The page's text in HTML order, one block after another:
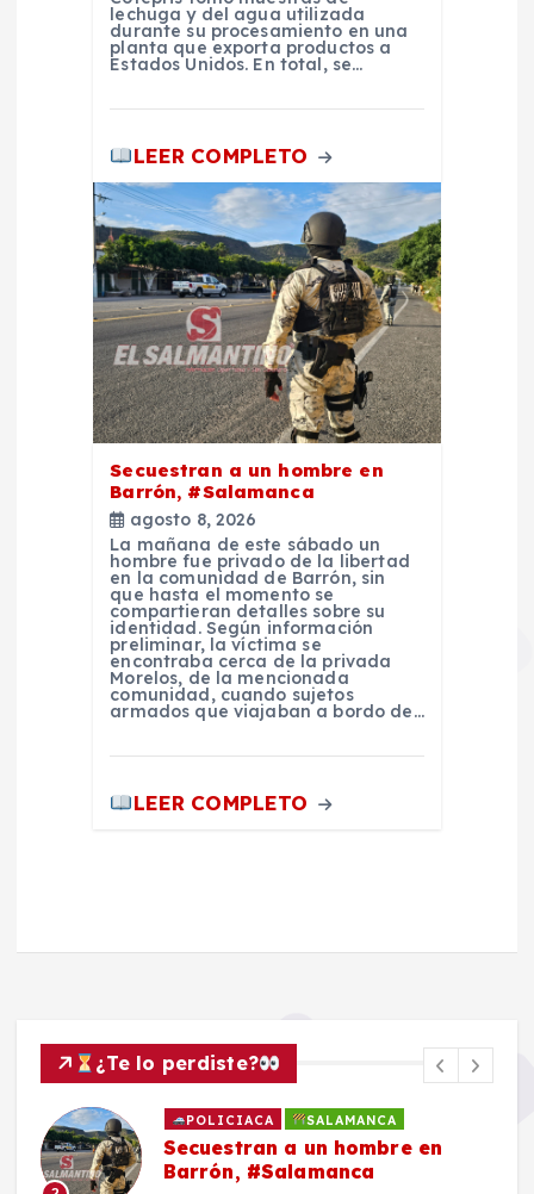
lechuga y del agua utilizada
durante su procesamiento en una
planta que exporta productos a
Estados Unidos. En total, se…
LEER COMPLETO
Secuestran a un hombre en
Barrón, #Salamanca
agosto 8, 2026
La mañana de este sábado un
hombre fue privado de la libertad
en la comunidad de Barrón, sin
que hasta el momento se
compartieran detalles sobre su
identidad. Según información
preliminar, la víctima se
encontraba cerca de la privada
Morelos, de la mencionada
comunidad, cuando sujetos
armados que viajaban a bordo de…
LEER COMPLETO
¿Te lo perdiste?
POLICIACA SALAMANCA
Secuestran a un hombre en
Barrón, #Salamanca